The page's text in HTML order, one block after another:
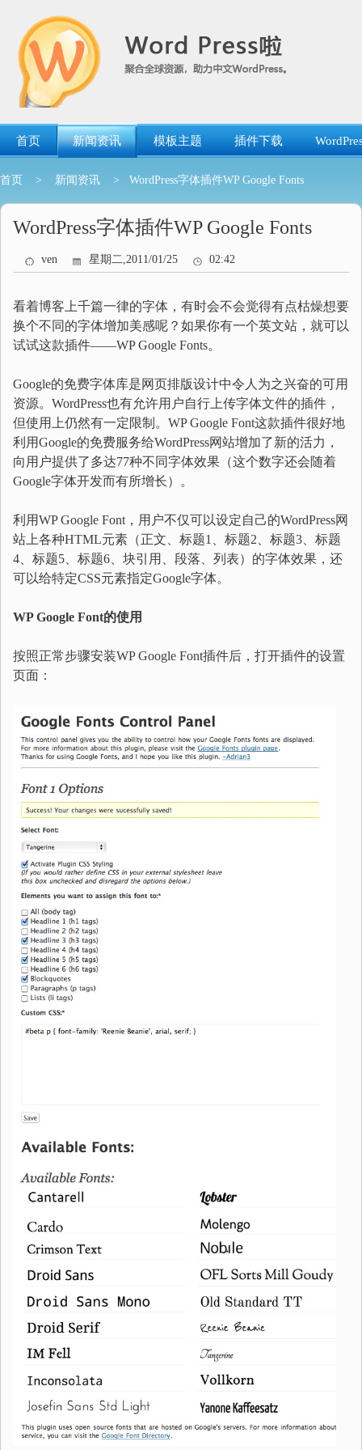
首页 新闻资讯 模板主题 插件下载
首页 > 新闻资讯 > WordPress字体插件WP Google Fonts
WordPress字体插件WP Google Fonts
ven 星期二,2011/01/25 02:42
看着博客上千篇一律的字体，有时会不会觉得有点枯燥想要
换个不同的字体增加美感呢？如果你有一个英文站，就可以
试试这款插件——WP Google Fonts。
Google的免费字体库是网页排版设计中令人为之兴奋的可用
资源。WordPress也有允许用户自行上传字体文件的插件，
但使用上仍然有一定限制。WP Google Font这款插件很好地
利用Google的免费服务给WordPress网站增加了新的活力，
向用户提供了多达77种不同字体效果（这个数字还会随着
Google字体开发而有所增长）。
利用WP Google Font，用户不仅可以设定自己的WordPress网
站上各种HTML元素（正文、标题1、标题2、标题3、标题
4、标题5、标题6、块引用、段落、列表）的字体效果，还
可以给特定CSS元素指定Google字体。
WP Google Font的使用
按照正常步骤安装WP Google Font插件后，打开插件的设置
页面：